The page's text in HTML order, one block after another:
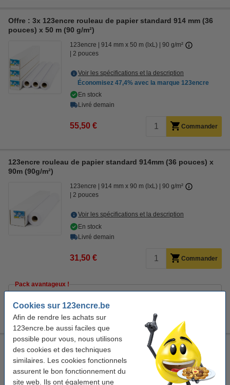
Cookies sur 123encre.be
Afin de rendre les achats sur
123encre.be aussi faciles que
possible pour vous, nous utilisons
des cookies et des techniques
similaires. Les cookies fonctionnels
assurent le bon fonctionnement du
site web. Ils ont également une
Offre : 3x 123encre rouleau de papier standard 914 mm (36
pouces) x 50 m (90 g/m²)
123encre 914 mm x 50 m (lxL)
90 g/m²
2 pouces
Voir les spécifications et la description
Économisez 47,4% avec la marque 123encre
En stock
Livré demain
55,50 € Commander
123encre rouleau de papier standard 914mm (36 pouces) x
90m (90g/m²)
123encre 914 mm x 90 m (lxL)
90 g/m²
2 pouces
Voir les spécifications et la description
En stock
Livré demain
31,50 € Commander
Pack avantageux !
pouces) x 90m (90g/m²)
88,50 €
Offre : 3x 123encre rouleau de papier standard 914mm (36
123encre 914 mm x 90 m (lxL)
90 g/m²
2 pouces